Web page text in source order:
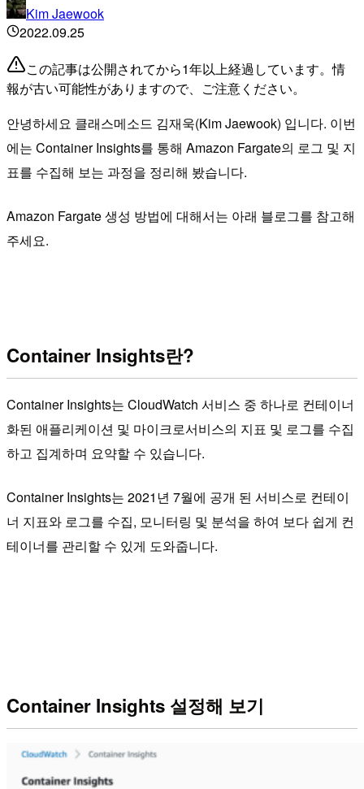
Kim Jaewook
2022.09.25
この記事は公開されてから1年以上経過しています。情
報が古い可能性がありますので、ご注意ください。
안녕하세요 클래스메소드 김재욱(Kim Jaewook) 입니다. 이번
에는 Container Insights를 통해 Amazon Fargate의 로그 및 지
표를 수집해 보는 과정을 정리해 봤습니다.
Amazon Fargate 생성 방법에 대해서는 아래 블로그를 참고해
주세요.
Container Insights란?
Container Insights는 CloudWatch 서비스 중 하나로 컨테이너
화된 애플리케이션 및 마이크로서비스의 지표 및 로그를 수집
하고 집계하며 요약할 수 있습니다.
Container Insights는 2021년 7월에 공개 된 서비스로 컨테이
너 지표와 로그를 수집, 모니터링 및 분석을 하여 보다 쉽게 컨
테이너를 관리할 수 있게 도와줍니다.
Container Insights 설정해 보기